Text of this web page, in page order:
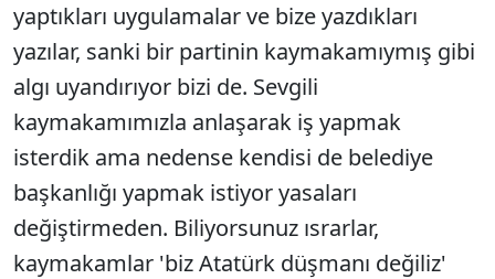
yaptıkları uygulamalar ve bize yazdıkları
yazılar, sanki bir partinin kaymakamıymış gibi
algı uyandırıyor bizi de. Sevgili
kaymakamımızla anlaşarak iş yapmak
isterdik ama nedense kendisi de belediye
başkanlığı yapmak istiyor yasaları
değiştirmeden. Biliyorsunuz ısrarlar,
kaymakamlar 'biz Atatürk düşmanı değiliz'